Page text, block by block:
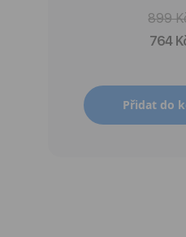
899
764
Přidat do